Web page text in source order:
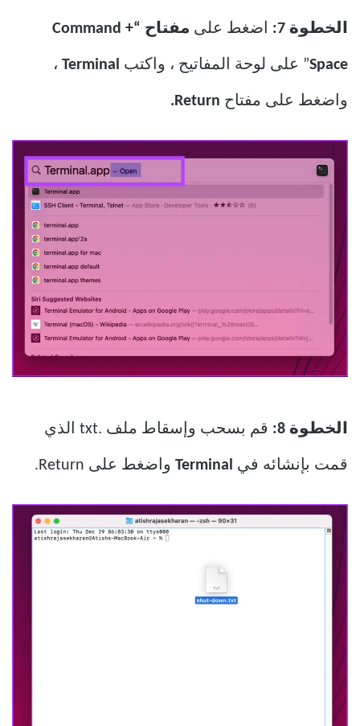
الخطوة 7: اضغط على مفتاح “Command +
Space” على لوحة المفاتيح ، واكتب Terminal ،
واضغط على مفتاح Return.
الخطوة 8: قم بسحب وإسقاط ملف .txt الذي
قمت بإنشائه في Terminal واضغط على Return.